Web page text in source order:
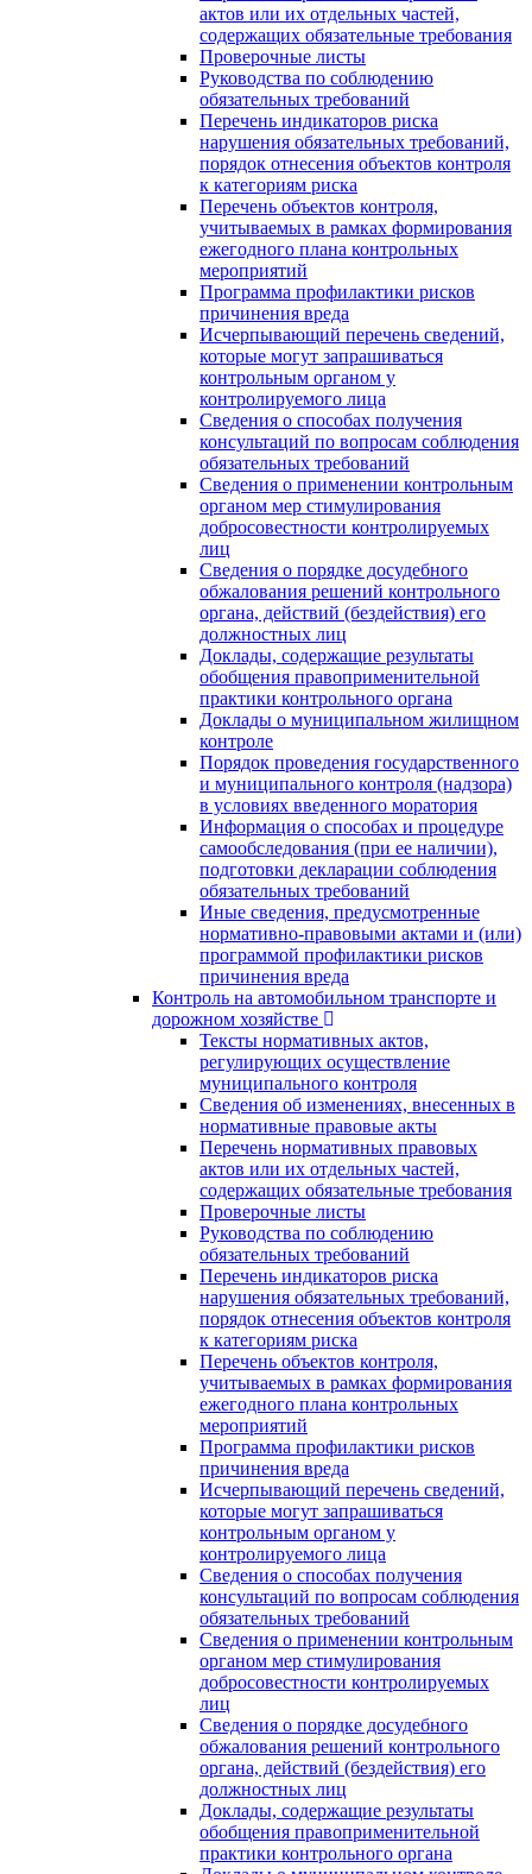
актов или их отдельных частей,
содержащих обязательные требования
Проверочные листы
Руководства по соблюдению
обязательных требований
Перечень индикаторов риска
нарушения обязательных требований,
порядок отнесения объектов контроля
к категориям риска
Перечень объектов контроля,
учитываемых в рамках формирования
ежегодного плана контрольных
мероприятий
Программа профилактики рисков
причинения вреда
Исчерпывающий перечень сведений,
которые могут запрашиваться
контрольным органом у
контролируемого лица
Сведения о способах получения
консультаций по вопросам соблюдения
обязательных требований
Сведения о применении контрольным
органом мер стимулирования
добросовестности контролируемых
лиц
Сведения о порядке досудебного
обжалования решений контрольного
органа, действий (бездействия) его
должностных лиц
Доклады, содержащие результаты
обобщения правоприменительной
практики контрольного органа
Доклады о муниципальном жилищном
контроле
Порядок проведения государственного
и муниципального контроля (надзора)
в условиях введенного моратория
Информация о способах и процедуре
самообследования (при ее наличии),
подготовки декларации соблюдения
обязательных требований
Иные сведения, предусмотренные
нормативно-правовыми актами и (или)
программой профилактики рисков
причинения вреда
Контроль на автомобильном транспорте и
дорожном хозяйстве
Тексты нормативных актов,
регулирующих осуществление
муниципального контроля
Сведения об изменениях, внесенных в
нормативные правовые акты
Перечень нормативных правовых
актов или их отдельных частей,
содержащих обязательные требования
Проверочные листы
Руководства по соблюдению
обязательных требований
Перечень индикаторов риска
нарушения обязательных требований,
порядок отнесения объектов контроля
к категориям риска
Перечень объектов контроля,
учитываемых в рамках формирования
ежегодного плана контрольных
мероприятий
Программа профилактики рисков
причинения вреда
Исчерпывающий перечень сведений,
которые могут запрашиваться
контрольным органом у
контролируемого лица
Сведения о способах получения
консультаций по вопросам соблюдения
обязательных требований
Сведения о применении контрольным
органом мер стимулирования
добросовестности контролируемых
лиц
Сведения о порядке досудебного
обжалования решений контрольного
органа, действий (бездействия) его
должностных лиц
Доклады, содержащие результаты
обобщения правоприменительной
практики контрольного органа